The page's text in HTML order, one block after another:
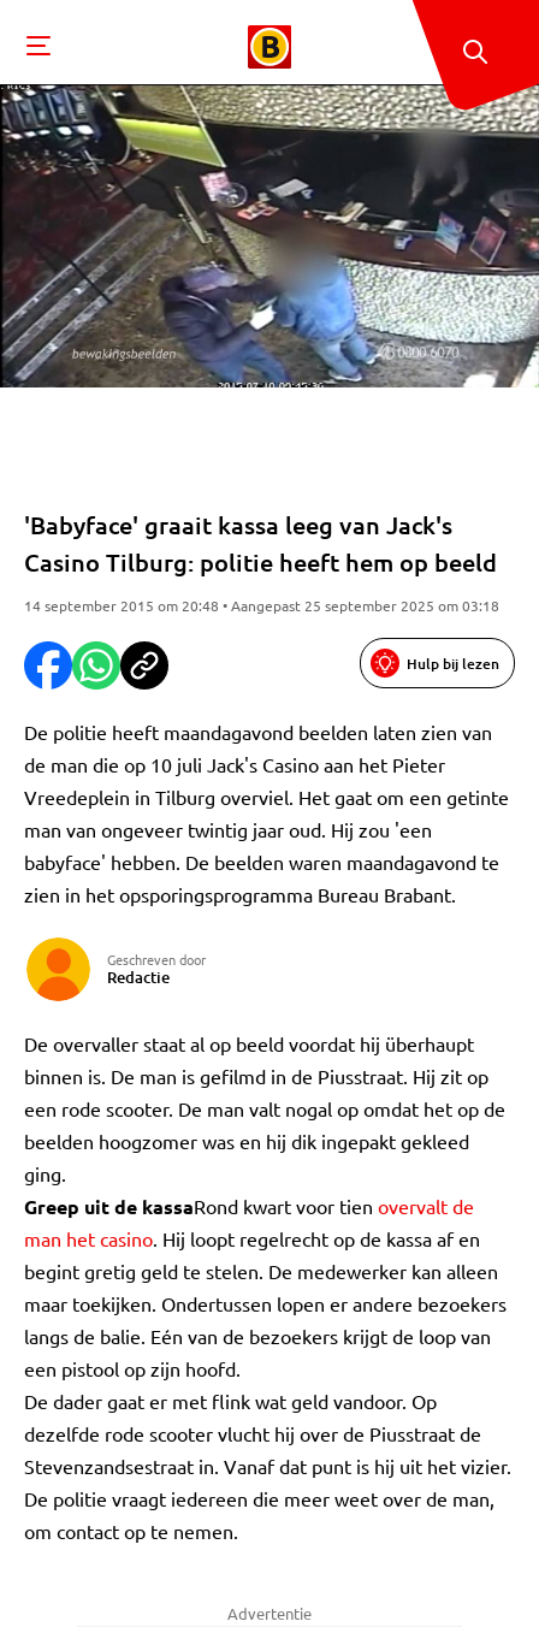
'Babyface' graait kassa leeg van Jack's
Casino Tilburg: politie heeft hem op beeld
14 september 2015 om 20:48 • Aangepast 25 september 2025 om 03:18
Hulp bij lezen
De politie heeft maandagavond beelden laten zien van
de man die op 10 juli Jack's Casino aan het Pieter
Vreedeplein in Tilburg overviel. Het gaat om een getinte
man van ongeveer twintig jaar oud. Hij zou 'een
babyface' hebben. De beelden waren maandagavond te
zien in het opsporingsprogramma Bureau Brabant.
Geschreven door
Redactie
De overvaller staat al op beeld voordat hij überhaupt
binnen is. De man is gefilmd in de Piusstraat. Hij zit op
een rode scooter. De man valt nogal op omdat het op de
beelden hoogzomer was en hij dik ingepakt gekleed
ging.
Greep uit de kassaRond kwart voor tien overvalt de
man het casino. Hij loopt regelrecht op de kassa af en
begint gretig geld te stelen. De medewerker kan alleen
maar toekijken. Ondertussen lopen er andere bezoekers
langs de balie. Eén van de bezoekers krijgt de loop van
een pistool op zijn hoofd.
De dader gaat er met flink wat geld vandoor. Op
dezelfde rode scooter vlucht hij over de Piusstraat de
Stevenzandsestraat in. Vanaf dat punt is hij uit het vizier.
De politie vraagt iedereen die meer weet over de man,
om contact op te nemen.
Advertentie